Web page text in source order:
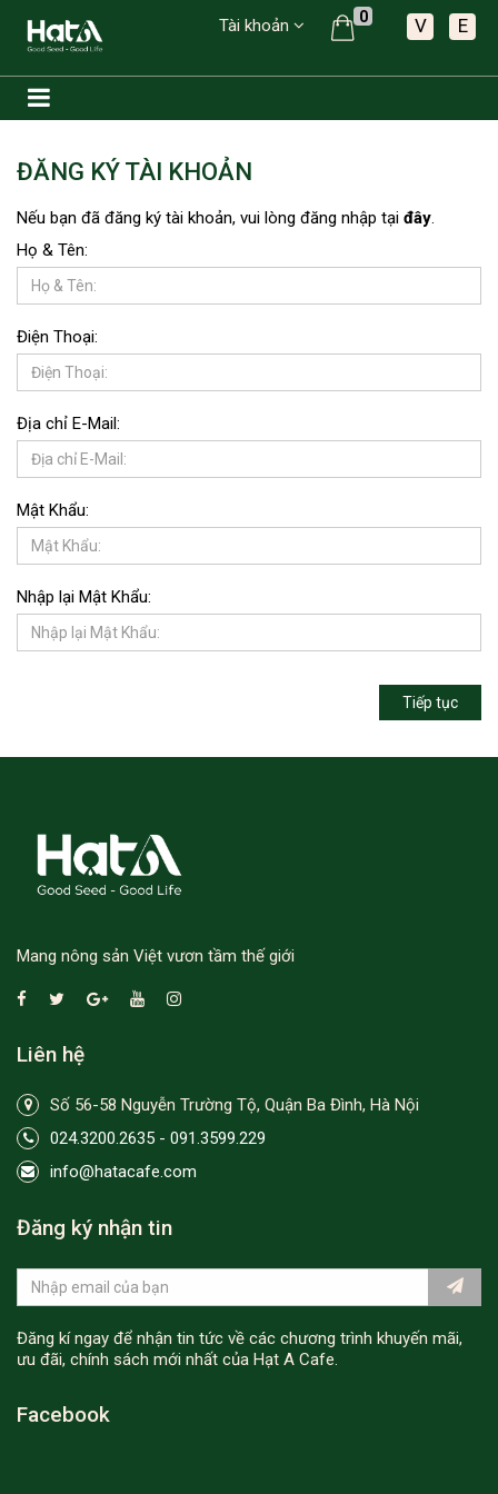
Tài khoản 0 V E
ĐĂNG KÝ TÀI KHOẢN
Nếu bạn đã đăng ký tài khoản, vui lòng đăng nhập tại đây.
Họ & Tên:
Điện Thoại:
Địa chỉ E-Mail:
Mật Khẩu:
Nhập lại Mật Khẩu:
Mang nông sản Việt vươn tầm thế giới
Liên hệ
Số 56-58 Nguyễn Trường Tộ, Quận Ba Đình, Hà Nội
024.3200.2635 - 091.3599.229
info@hatacafe.com
Đăng ký nhận tin
Đăng kí ngay để nhận tin tức về các chương trình khuyến mãi,
ưu đãi, chính sách mới nhất của Hạt A Cafe.
Facebook